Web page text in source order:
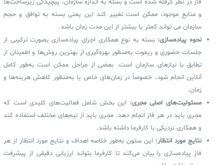
فاز در نظر گرفته شده است و بسته به اندازه سازمان، پیچیدگی زیرساخت‌ها
و منابع موجود، ممکن است تغییر کند این یعنی بسته به توافق و حجم
سازمان می تواند کمتر یا بیشتر از این مدت زمان باشد.
نحوه پیاده‌سازی: بسته به نوع همکاری اجرای پیاده‌سازی بصورت ترکیبی از
جلسات حضوری و ریموت به‌منظور بهره‌گیری از بهترین روش‌ها و اطمینان از
تطابق با نیازهای سازمان است. بعضی از مراحل ممکن است به‌طور کامل
آنلاین انجام شود، خصوصاً در زمان‌های خاص یا به‌منظور کاهش هزینه‌ها و
زمان.
مسئولیت‌های اصلی مجری: این بخش شامل فعالیت‌های کلیدی است که
مجری باید در هر فاز انجام دهد. مجری باید از تیم‌های مختلف استفاده کند
و همکاری نزدیکی با کارفرما داشته باشد.
نتایج مورد انتظار: این ستون به‌طور خلاصه اهداف و نتایج مورد انتظار از هر
فاز پیاده‌سازی را بیان می‌کند تا کارفرما بتواند ارزیابی دقیقی از پیشرفت